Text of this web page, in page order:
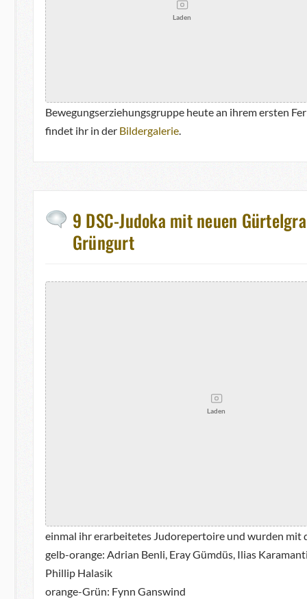
Laden
Bewegungserziehungsgruppe heute an ihrem ersten
findet ihr in der Bildergalerie.
9 DSC-Judoka mit neuen
Grüngurt
Laden
einmal ihr erarbeitetes Judorepertoire und wurden
gelb-orange: Adrian Benli, Eray Gümdüs, Ilias
Phillip Halasik
orange-Grün: Fynn Ganswind